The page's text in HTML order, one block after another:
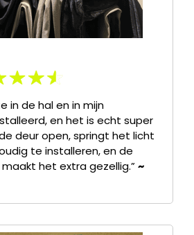
in de hal en in mijn
en het is echt super
deur open, springt het licht
te installeren, en de
het extra gezellig.”~